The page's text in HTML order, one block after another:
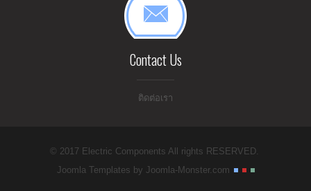
Contact Us
ติดต่อเรา
© 2017 Electric Components All rights RESERVED.
Joomla Templates by Joomla-Monster.com